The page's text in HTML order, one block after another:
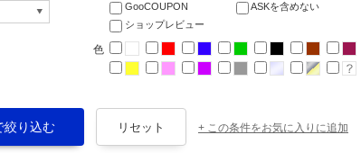
GooCOUPON
ASKを含めない
ショップレビュー
色
+ この条件をお気に入りに追加